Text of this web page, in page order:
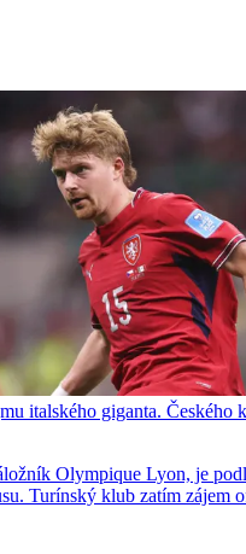
italského giganta. Českého
Olympique Lyon, je
Turínský klub zatím zájem